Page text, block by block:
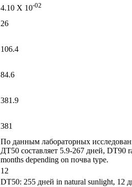
4.10 X 10-02
26
106.4
84.6
381.9
381
По данным лабораторных
ДТ50 составляет 5.9-267 дней, DT90
months depending on почва type.
12
DT50: 255 дней in natural sunlight, 12